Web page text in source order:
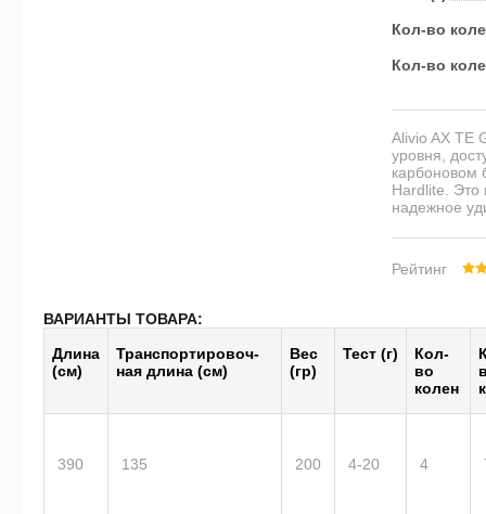
Кол-во
Кол-во
Alivio AX TE
уровня,
карбоновом
Hardlite.
надежное
Рейтинг
ВАРИАНТЫ ТОВАРА:
Длина
(см)
Транс­пор­тиро­воч­
ная длина (см)
Вес
(гр)
Тест (г)
Кол-
во
колен
390 135 200 4-20 4